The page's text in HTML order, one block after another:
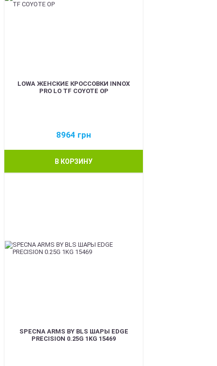
LOWA ЖЕНСКИЕ КРОССОВКИ INNOX
PRO LO TF COYOTE OP
8964 грн
В КОРЗИНУ
SPECNA ARMS BY BLS ШАРЫ EDGE
PRECISION 0.25G 1KG 15469